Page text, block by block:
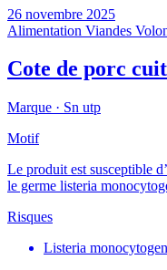
26 novembre 2025
Alimentation Viandes
Cote de porc
Marque · Sn utp
Motif
Le produit est susceptible
le germe listeria
Risques
Listeria